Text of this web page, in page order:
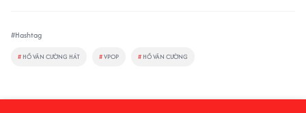
#Hashtag
# HỒ VĂN CƯỜNG HÁT #VPOP # HỒ VĂN CƯỜNG